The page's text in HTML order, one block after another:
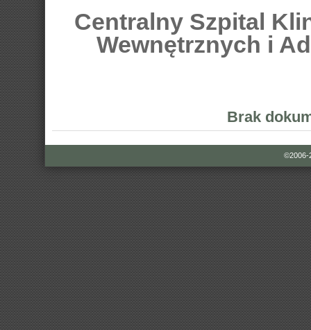
Centralny Szpital
Wewnętrznych i
Brak
©2006-